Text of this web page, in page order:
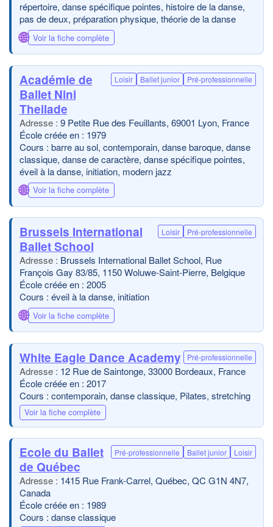
répertoire, danse spécifique pointes, histoire de la danse,
pas de deux, préparation physique, théorie de la danse
🌐 Voir la fiche complète
Académie de
Ballet Nini
Theilade
Loisir Ballet junior Pré-professionnelle
9 Petite Rue des Feuillants, 69001 Lyon, France
École créée en : 1979
Cours : barre au sol, contemporain, danse baroque, danse
classique, danse de caractère, danse spécifique pointes,
éveil à la danse, initiation, modern jazz
🌐 Voir la fiche complète
Brussels International
Ballet School
Loisir Pré-professionnelle
Brussels International Ballet School, Rue
François Gay 83/85, 1150 Woluwe-Saint-Pierre, Belgique
École créée en : 2005
Cours : éveil à la danse, initiation
🌐 Voir la fiche complète
White Eagle Dance Academy Pré-professionnelle
12 Rue de Saintonge, 33000 Bordeaux, France
École créée en : 2017
Cours : contemporain, danse classique, Pilates, stretching
Voir la fiche complète
Ecole du Ballet
de Québec
Pré-professionnelle Ballet junior Loisir
1415 Rue Frank-Carrel, Québec, QC G1N 4N7,
Canada
École créée en : 1989
Cours : danse classique